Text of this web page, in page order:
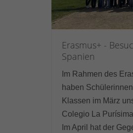
Erasmus+ -
Spanien
Im Rahmen des
haben
Klassen im März
Colegio La Purísima
Im April hat der